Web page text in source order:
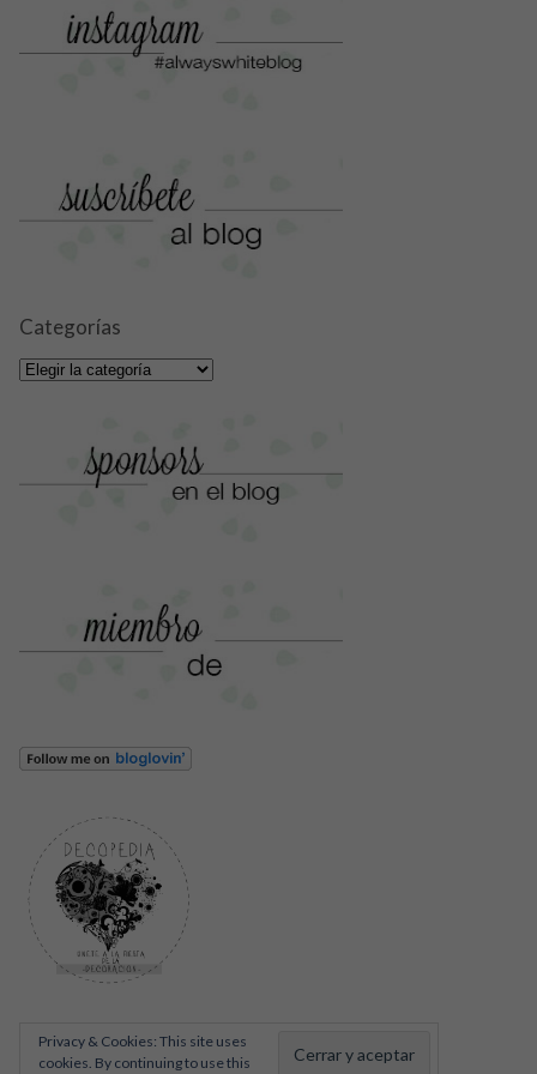
Categorías
Categorías
Privacy & Cookies: This site uses
cookies. By continuing to use this